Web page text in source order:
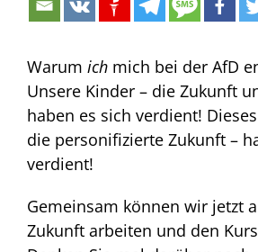
Warum ich mich bei der AfD
Unsere Kinder – die Zukunft
haben es sich verdient!
die personifizierte Zukunft –
verdient!
Gemeinsam können wir jetzt
Zukunft arbeiten und den